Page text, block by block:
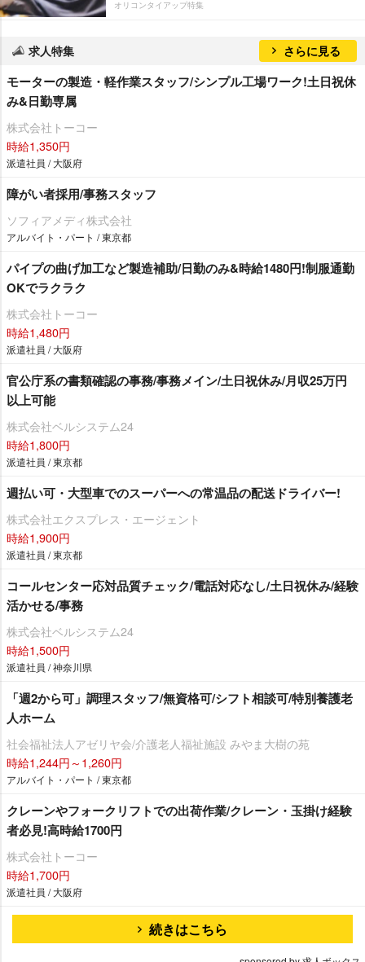
オリコンタイアップ特集
求人特集 さらに見る
モーターの製造・軽作業スタッフ/シンプル工場ワーク!土日祝休
み&日勤専属
株式会社トーコー
時給1,350円
派遣社員 / 大阪府
障がい者採用/事務スタッフ
ソフィアメディ株式会社
アルバイト・パート / 東京都
パイプの曲げ加工など製造補助/日勤のみ&時給1480円!制服通勤
OKでラクラク
株式会社トーコー
時給1,480円
派遣社員 / 大阪府
官公庁系の書類確認の事務/事務メイン/土日祝休み/月収25万円
以上可能
株式会社ベルシステム24
時給1,800円
派遣社員 / 東京都
週払い可・大型車でのスーパーへの常温品の配送ドライバー!
株式会社エクスプレス・エージェント
時給1,900円
派遣社員 / 東京都
コールセンター応対品質チェック/電話対応なし/土日祝休み/経験
活かせる/事務
株式会社ベルシステム24
時給1,500円
派遣社員 / 神奈川県
「週2から可」調理スタッフ/無資格可/シフト相談可/特別養護老
人ホーム
社会福祉法人アゼリヤ会/介護老人福祉施設 みやま大樹の苑
時給1,244円～1,260円
アルバイト・パート / 東京都
クレーンやフォークリフトでの出荷作業/クレーン・玉掛け経験
者必見!高時給1700円
株式会社トーコー
時給1,700円
派遣社員 / 大阪府
続きはこちら